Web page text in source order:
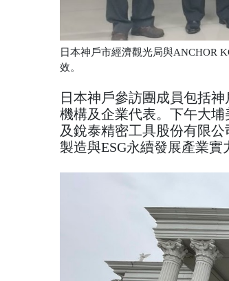
日本神戶市經濟觀光局與ANCHOR
效。
日本神戶參訪團成員包括
機構及企業代表。下午大
及銳泰精密工具股份有限
製造與ESG永續發展產業實